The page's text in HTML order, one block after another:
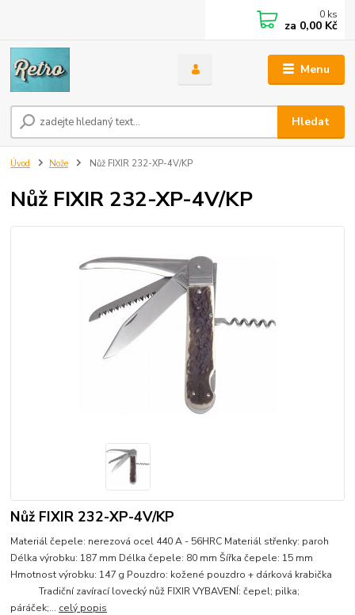
Menu
Hledat
0 ks
za 0,00 Kč
Úvod Nože Nůž FIXIR 232-XP-4V/KP
Nůž FIXIR 232-XP-4V/KP
Nůž FIXIR 232-XP-4V/KP
Materiál čepele: nerezová ocel 440 A - 56HRC Materiál střenky: paroh
Délka výrobku: 187 mm Délka čepele: 80 mm Šířka čepele: 15 mm
Hmotnost výrobku: 147 g Pouzdro: kožené pouzdro + dárková krabička
Tradiční zavírací lovecký nůž FIXIR VYBAVENÍ: čepel; pilka;
páráček;... celý popis